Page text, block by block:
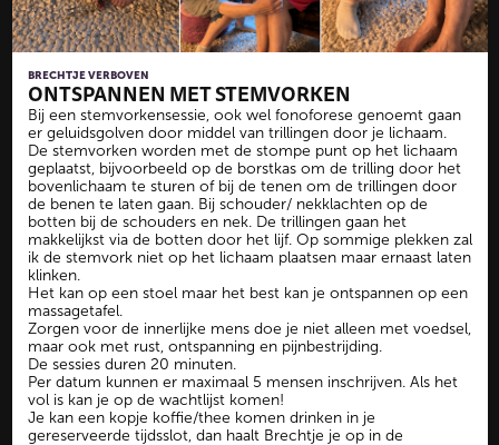
BRECHTJE VERBOVEN
ONTSPANNEN MET STEMVORKEN
Bij een stemvorkensessie, ook wel fonoforese genoemt gaan
er geluidsgolven door middel van trillingen door je lichaam.
De stemvorken worden met de stompe punt op het lichaam
geplaatst, bijvoorbeeld op de borstkas om de trilling door het
bovenlichaam te sturen of bij de tenen om de trillingen door
de benen te laten gaan. Bij schouder/ nekklachten op de
botten bij de schouders en nek. De trillingen gaan het
makkelijkst via de botten door het lijf. Op sommige plekken zal
ik de stemvork niet op het lichaam plaatsen maar ernaast laten
klinken.
Het kan op een stoel maar het best kan je ontspannen op een
massagetafel.
Zorgen voor de innerlijke mens doe je niet alleen met voedsel,
maar ook met rust, ontspanning en pijnbestrijding.
De sessies duren 20 minuten.
Per datum kunnen er maximaal 5 mensen inschrijven. Als het
vol is kan je op de wachtlijst komen!
Je kan een kopje koffie/thee komen drinken in je
gereserveerde tijdsslot, dan haalt Brechtje je op in de